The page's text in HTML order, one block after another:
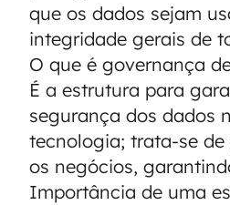
que os dados sejam
integridade gerais de
O que é governança
É a estrutura para
segurança dos dados
tecnologia; trata-se de
os negócios,
Importância de uma